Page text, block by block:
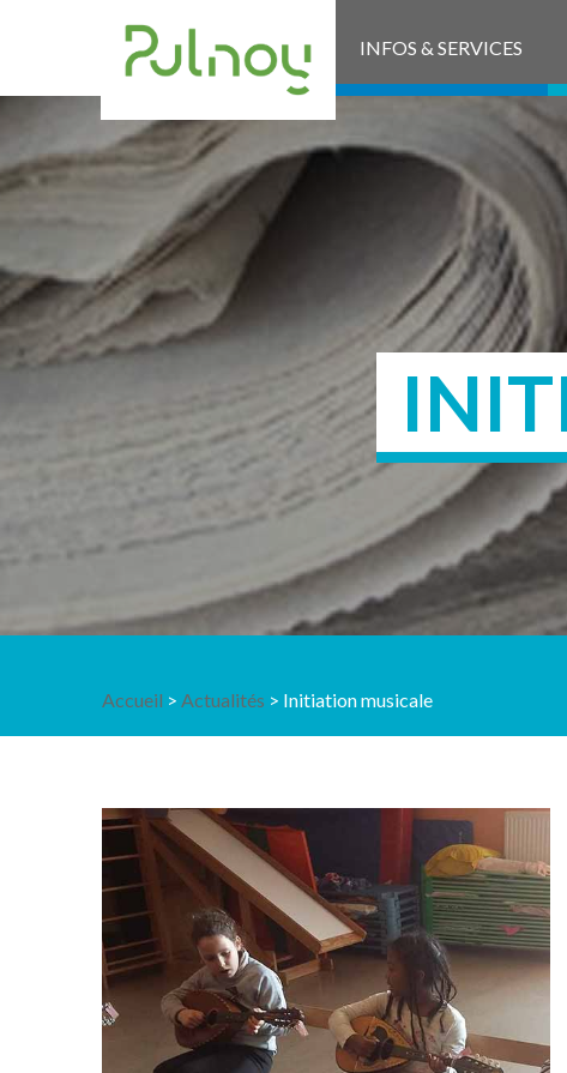
INFOS & SERVICES
Accueil > Actualités > Initiation musicale